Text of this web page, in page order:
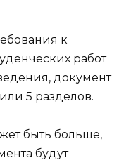
к
работ
документ
5 разделов.
быть больше,
будут